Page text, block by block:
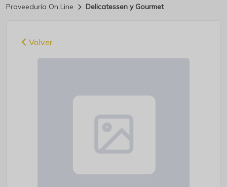
Proveeduría On Line Delicatessen y Gourmet
Volver